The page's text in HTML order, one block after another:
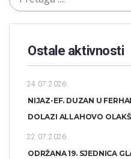
Ostale aktivnosti
24.07.2026.
NIJAZ-EF. DUZAN U
DOLAZI ALLAHOVO
22.07.2026.
ODRŽANA 19. SJEDNICA